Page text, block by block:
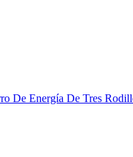
De Energía De Tres